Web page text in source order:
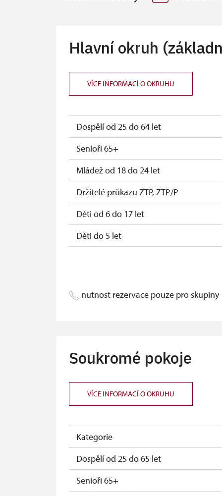
Hlavní okruh
VÍCE INFORMACÍ O OKRUHU
Dospělí od 25 do 64 let
Senioři 65+
Mládež od 18 do 24 let
Držitelé průkazu ZTP, ZTP/P
Děti od 6 do 17 let
Děti do 5 let
Průvodce organizované skupiny (1
Celoroční volné vstupenky vydané NPÚ
Jednorázové vstupenky vydané NPÚ
Průkaz Náš člověk *
* Platí pouze pro jednu osobu (držitele
nutnost rezervace pouze pro skupiny
Soukromé pokoje
VÍCE INFORMACÍ O OKRUHU
Kategorie
Dospělí od 25 do 65 let
Senioři 65+